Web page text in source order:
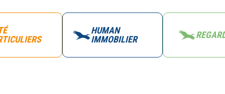
HUMAN
IMMOBILIER